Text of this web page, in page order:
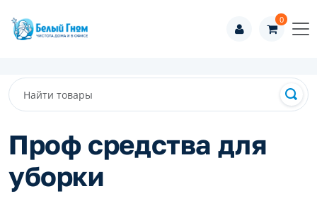
0
Проф средства для
уборки